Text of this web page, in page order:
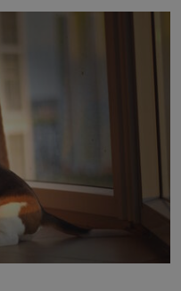
pokožky. Ohnivá
Berana, Lva a
a neutuchající elán.